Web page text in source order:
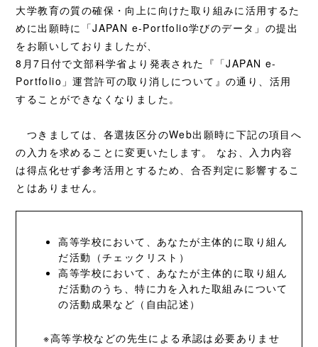
大学教育の質の確保・向上に向けた取り組みに活用するた
めに出願時に「JAPAN e-Portfolio学びのデータ」の提出
をお願いしておりましたが、
8月7日付で文部科学省より発表された『「JAPAN e-
Portfolio」運営許可の取り消しについて』の通り、活用
することができなくなりました。
つきましては、各選抜区分のWeb出願時に下記の項目へ
の入力を求めることに変更いたします。 なお、入力内容
は得点化せず参考活用とするため、合否判定に影響するこ
とはありません。
高等学校において、あなたが主体的に取り組ん
だ活動（チェックリスト）
高等学校において、あなたが主体的に取り組ん
だ活動のうち、特に力を入れた取組みについて
の活動成果など（自由記述）
※高等学校などの先生による承認は必要ありませ